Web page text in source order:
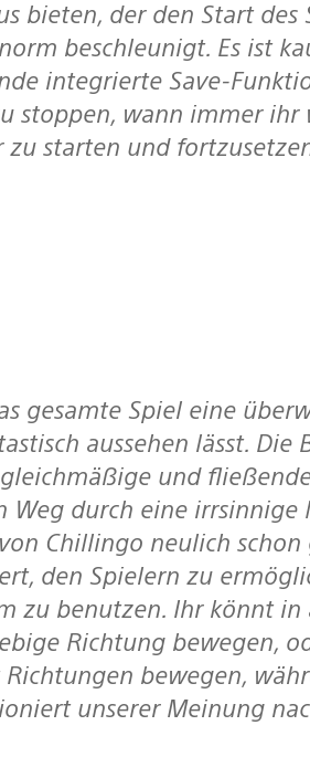
bieten, der den Start
beschleunigt. Es ist
integrierte Save-
stoppen, wann immer
starten und
aussehen lässt.
und
Weg durch eine
Chillingo neulich
den Spielern zu
zu benutzen. Ihr könnt
Richtung bewegen,
bewegen,
unserer Meinung